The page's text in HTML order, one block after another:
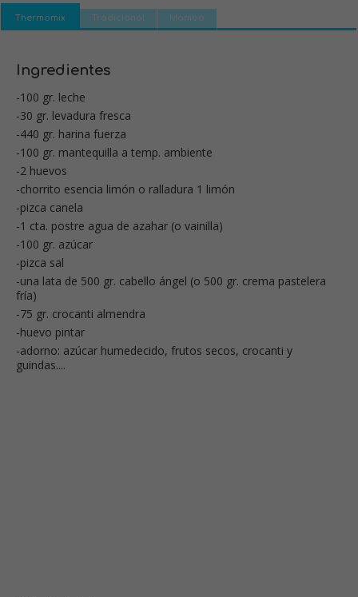
Thermomix Tradicional Mambo
Ingredientes
-100 gr. leche
-30 gr. levadura fresca
-440 gr. harina fuerza
-100 gr. mantequilla a temp. ambiente
-2 huevos
-chorrito esencia limón o ralladura 1 limón
-pizca canela
-1 cta. postre agua de azahar (o vainilla)
-100 gr. azúcar
-pizca sal
-una lata de 500 gr. cabello ángel (o 500 gr. crema pastelera
fría)
-75 gr. crocanti almendra
-huevo pintar
-adorno: azúcar humedecido, frutos secos, crocanti y
guindas....